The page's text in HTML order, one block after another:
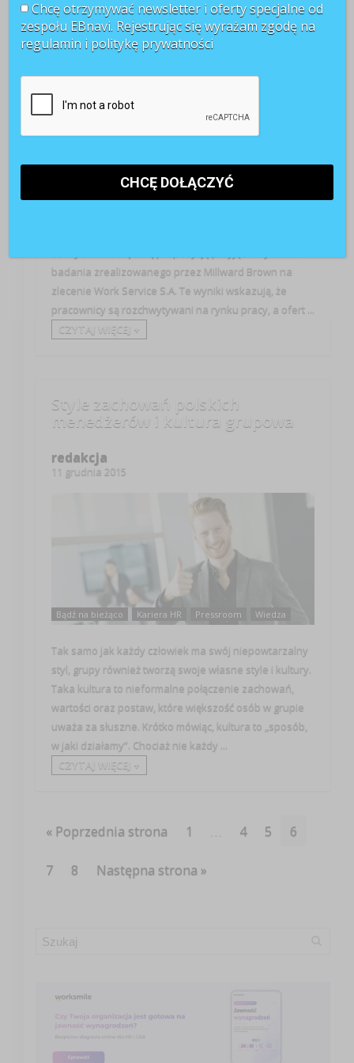
redakcja
21 marca 2016
badania zrealizowanego przez Millward Brown na
zlecenie Work Service S.A. Te wyniki wskazują, że
pracownicy są rozchwytywani na rynku pracy, a ofert ...
CZYTAJ WIĘCEJ +
Style zachowań polskich
menedżerów i kultura grupowa
redakcja
11 grudnia 2015
Bądź na bieżąco Kariera HR Pressroom Wiedza
Tak samo jak każdy człowiek ma swój niepowtarzalny
styl, grupy również tworzą swoje własne style i kultury.
Taka kultura to nieformalne połączenie zachowań,
wartości oraz postaw, które większość osób w grupie
uważa za słuszne. Krótko mówiąc, kultura to „sposób,
w jaki działamy”. Chociaż nie każdy ...
CZYTAJ WIĘCEJ +
« Poprzednia strona 1 4 5 6
7 8 Następna strona »
Chcę otrzymywać newsletter i oferty specjalne od
zespołu EBnavi. Rejestrując się wyrażam zgodę na
regulamin i politykę prywatności